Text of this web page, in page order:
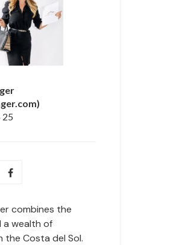
25
combines the
a wealth of
the Costa del Sol.